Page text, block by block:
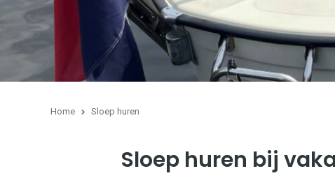
Home Sloep huren
Sloep huren bij